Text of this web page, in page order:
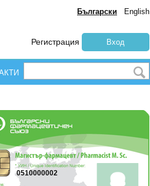
Български English
Регистрация Вход
0510000002